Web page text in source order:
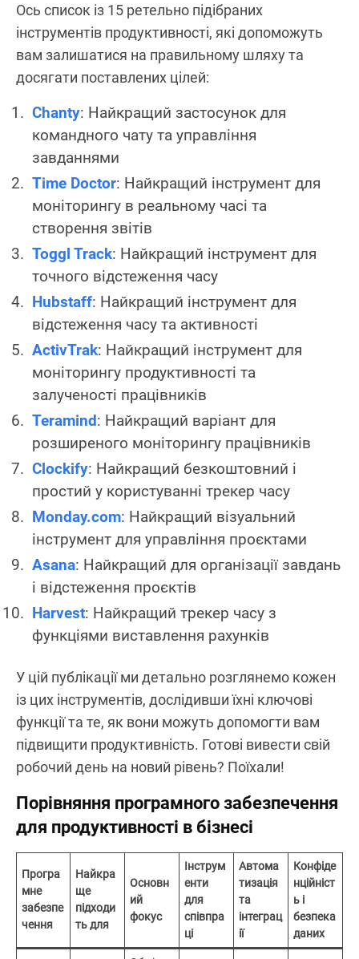
Ось список із 15 ретельно підібраних
інструментів продуктивності, які допоможуть
вам залишатися на правильному шляху та
досягати поставлених цілей:
Chanty: Найкращий застосунок для
командного чату та управління
завданнями
Time Doctor: Найкращий інструмент для
моніторингу в реальному часі та
створення звітів
Toggl Track: Найкращий інструмент для
точного відстеження часу
Hubstaff: Найкращий інструмент для
відстеження часу та активності
ActivTrak: Найкращий інструмент для
моніторингу продуктивності та
залученості працівників
Teramind: Найкращий варіант для
розширеного моніторингу працівників
Clockify: Найкращий безкоштовний і
простий у користуванні трекер часу
Monday.com: Найкращий візуальний
інструмент для управління проєктами
Asana: Найкращий для організації завдань
і відстеження проєктів
Harvest: Найкращий трекер часу з
функціями виставлення рахунків
У цій публікації ми детально розглянемо кожен
із цих інструментів, дослідивши їхні ключові
функції та те, як вони можуть допомогти вам
підвищити продуктивність. Готові вивести свій
робочий день на новий рівень? Поїхали!
Порівняння програмного забезпечення
для продуктивності в бізнесі
Програ
мне
забезпе
чення
Найкра
ще
підходи
ть для
Основн
ий
фокус
Інструм
енти
для
співпра
ці
Автома
тизація
та
інтеграц
ії
Конфіде
нційніст
ь і
безпека
даних